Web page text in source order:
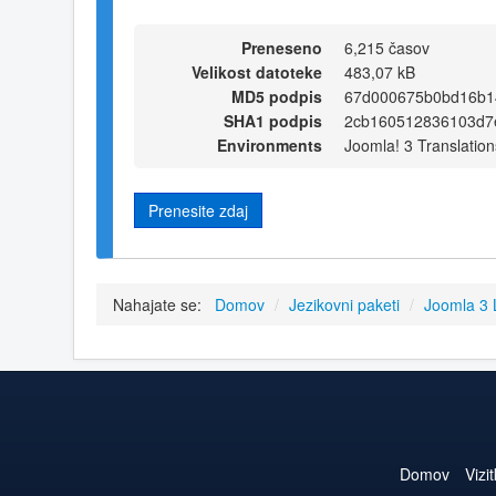
Preneseno
6,215 časov
Velikost datoteke
483,07 kB
MD5 podpis
SHA1 podpis
Environments
Joomla! 3
Prenesite zdaj
Nahajate se: Domov / Jezikovni paketi / Joomla 3
Domov